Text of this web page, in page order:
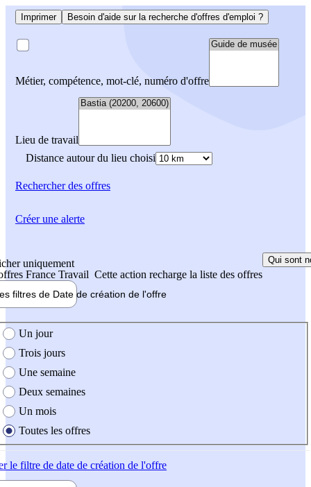
Imprimer Besoin d'aide sur la recherche d'offres d'emploi ?
Métier, compétence, mot-clé, numéro d'offre
Lieu de travail
Distance autour du lieu choisi
Rechercherdes offres
uniquement
France Travail Cette action recharge la liste des offres
Qui sont
filtres de Date de création de l'offre
création de l'offre
Un jour
Trois jours
Une semaine
Deux semaines
Un mois
Toutes les offres
le filtre de date de création de l'offre
Créer une alerte